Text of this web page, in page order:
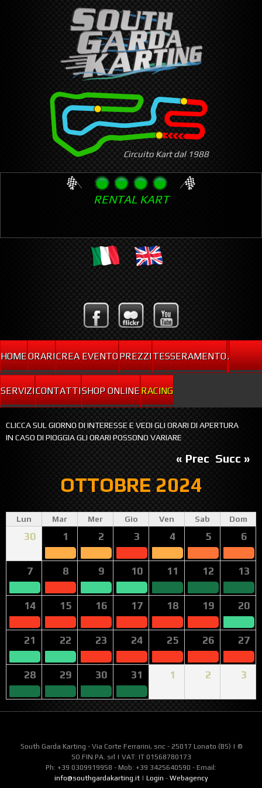
Skip
to
main
content
Circuito Kart dal 1988
RENTAL KART
HOMEORARICREA EVENTOPREZZITESSERAMENTO.
SERVIZICONTATTISHOP ONLINERACING
CLICCA SUL GIORNO DI INTERESSE E VEDI GLI ORARI DI APERTURA
IN CASO DI PIOGGIA GLI ORARI POSSONO VARIARE
OTTOBRE 2024
« Prec Succ »
Lun Mar Mer Gio Ven Sab Dom
30 1 2 3 4 5 6
7 8 9 10 11 12 13
14 15 16 17 18 19 20
21 22 23 24 25 26 27
28 29 30 31 1 2 3
South Garda Karting - Via Corte Ferrarini, snc - 25017 Lonato (BS) | ©
SO.FIN.PA. srl | VAT: IT 01568780173
Ph: +39 0309919958 - Mob: +39 3425640590 - Email:
info@southgardakarting.it| Login - Webagency